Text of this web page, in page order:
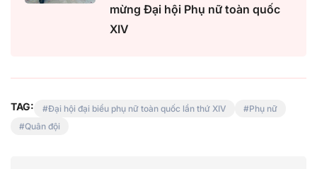
mừng Đại hội Phụ nữ toàn quốc
XIV
TAG: Đại hội đại biểu phụ nữ toàn quốc lần thứ XIV
Phụ nữ
Quân đội